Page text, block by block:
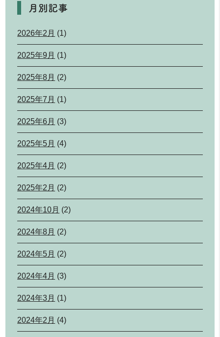
月別記事
2026年2月 (1)
2025年9月 (1)
2025年8月 (2)
2025年7月 (1)
2025年6月 (3)
2025年5月 (4)
2025年4月 (2)
2025年2月 (2)
2024年10月 (2)
2024年8月 (2)
2024年5月 (2)
2024年4月 (3)
2024年3月 (1)
2024年2月 (4)